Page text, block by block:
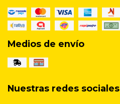
Medios de envío
Nuestras redes sociales